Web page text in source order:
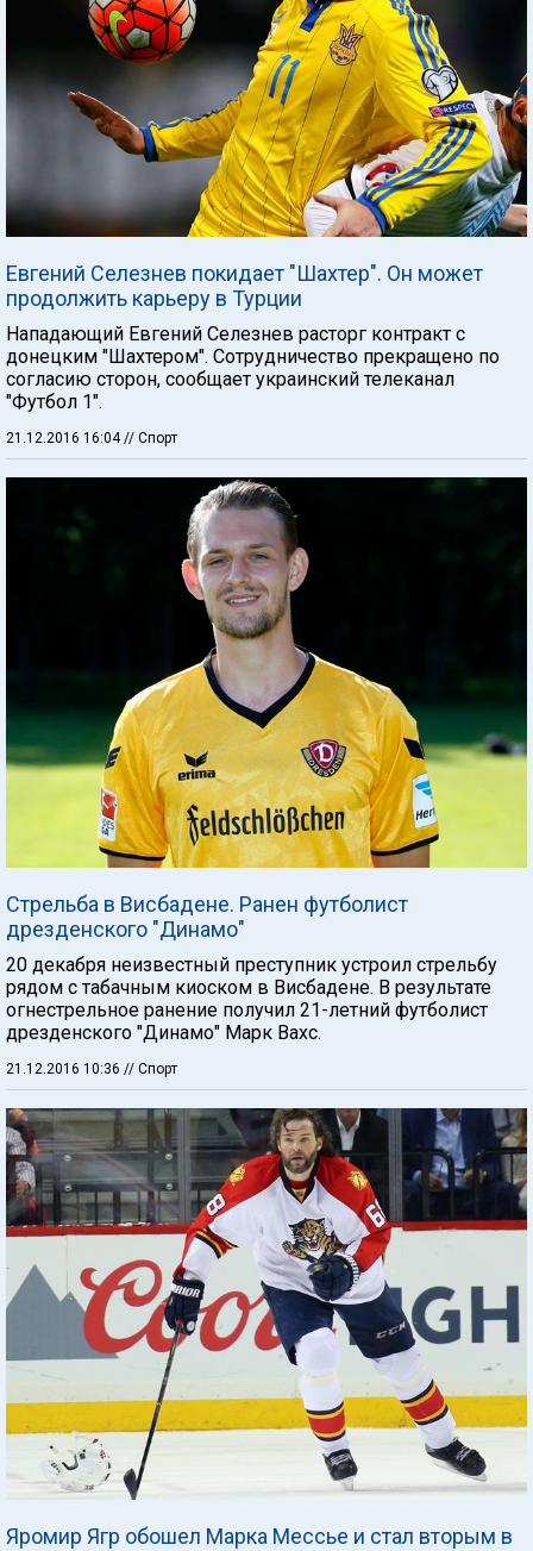
Евгений Селезнев покидает "Шахтер". Он может
продолжить карьеру в Турции
Нападающий Евгений Селезнев расторг контракт с
донецким "Шахтером". Сотрудничество прекращено по
согласию сторон, сообщает украинский телеканал
"Футбол 1".
21.12.2016 16:04 // Спорт
Стрельба в Висбадене. Ранен футболист
дрезденского "Динамо"
20 декабря неизвестный преступник устроил стрельбу
рядом с табачным киоском в Висбадене. В результате
огнестрельное ранение получил 21-летний футболист
дрезденского "Динамо" Марк Вахс.
21.12.2016 10:36 // Спорт
Яромир Ягр обошел Марка Мессье и стал вторым в